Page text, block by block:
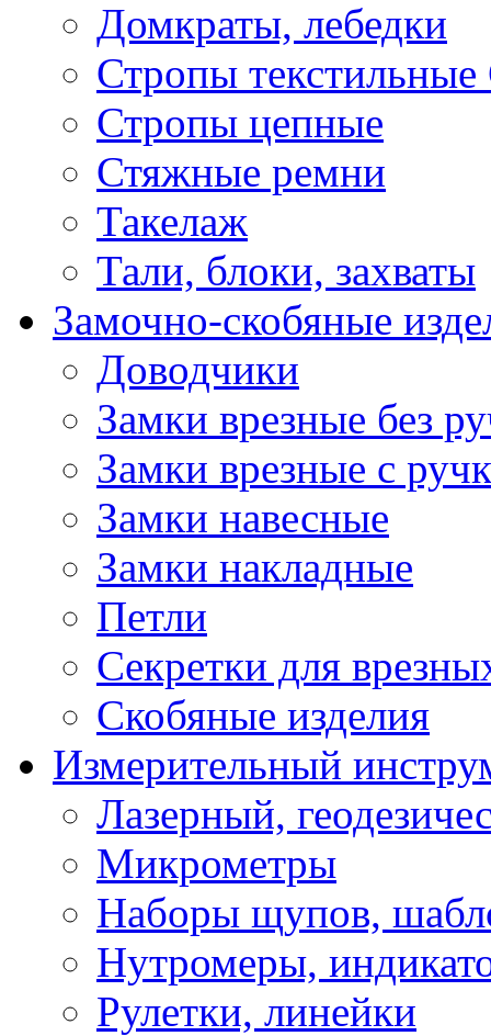
Домкраты, лебедки
Стропы
Стропы цепные
Стяжные ремни
Такелаж
Тали, блоки, захваты
Замочно-скобяные
Доводчики
Замки врезные без
Замки врезные с
Замки навесные
Замки накладные
Петли
Секретки для
Скобяные изделия
Измерительный
Лазерный,
Микрометры
Наборы щупов,
Нутромеры,
Рулетки, линейки